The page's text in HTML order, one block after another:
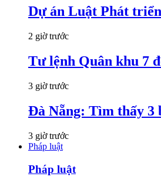
Dự án Luật Phát
2 giờ trước
Tư lệnh Quân khu 7
3 giờ trước
Đà Nẵng: Tìm thấy 3
3 giờ trước
Pháp luật
Pháp luật